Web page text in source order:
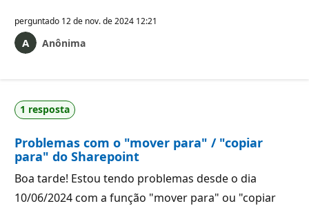
perguntado 12 de nov. de 2024 12:21
Anônima
1 resposta
Problemas com o "mover para" / "copiar
para" do Sharepoint
Boa tarde! Estou tendo problemas desde o dia
10/06/2024 com a função "mover para" ou "copiar